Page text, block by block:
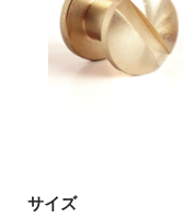
サイズ